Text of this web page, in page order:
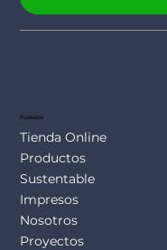
Productos
Tienda Online
Productos
Sustentable
Impresos
Nosotros
Proyectos